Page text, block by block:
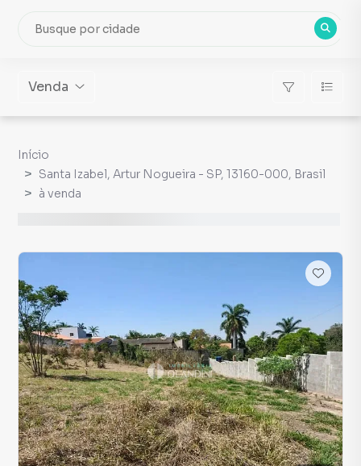
Venda
Início
Santa Izabel, Artur Nogueira - SP, 13160-000, Brasil
à venda